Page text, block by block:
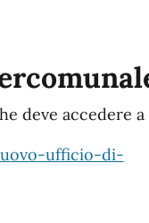
deve accedere a
ufficio-di-